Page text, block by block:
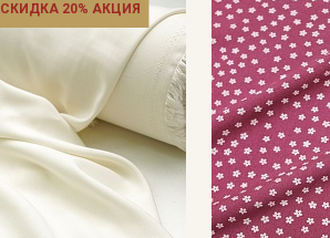
СКИДКА 20% АКЦИЯ